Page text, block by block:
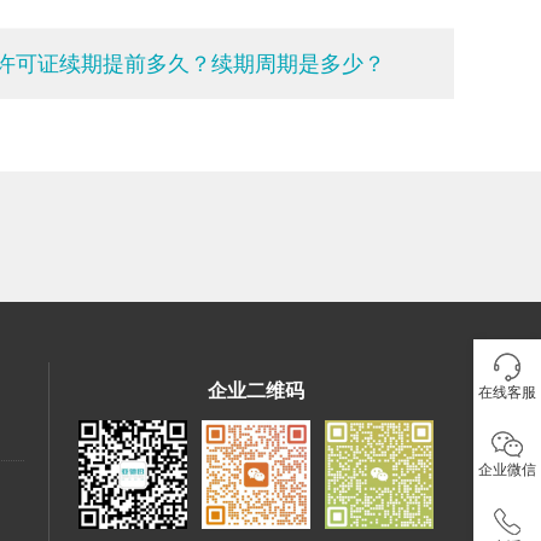
可证续期提前多久？续期周期是多少？
企业二维码 在线客服
企业微信